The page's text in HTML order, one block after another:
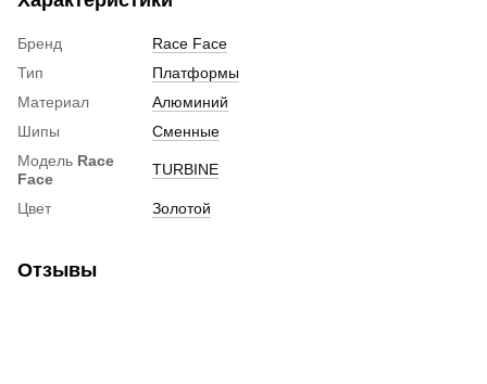
Бренд
Race Face
Тип
Платформы
Материал
Алюминий
Шипы
Сменные
Модель Race
Face
TURBINE
Цвет Золотой
Отзывы